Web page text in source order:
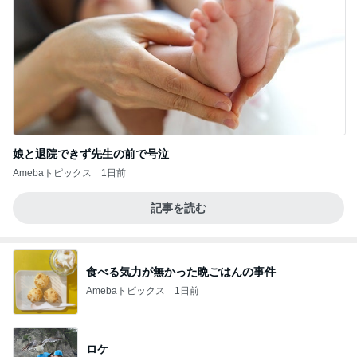
娘と退院できず先生の前で号泣
Amebaトピックス 1日前
記事を読む
食べる気力が無かった晩ごはんの事件
Amebaトピックス 1日前
ロケ